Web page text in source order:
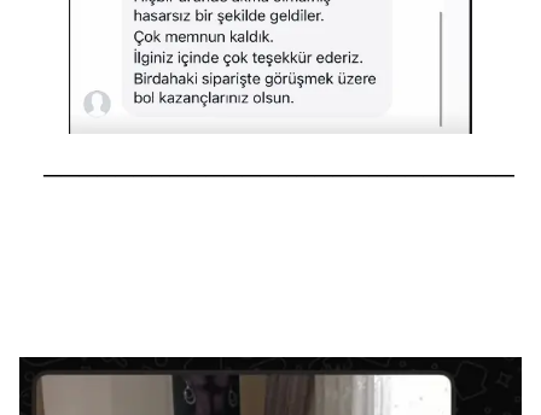
──────────────────────────